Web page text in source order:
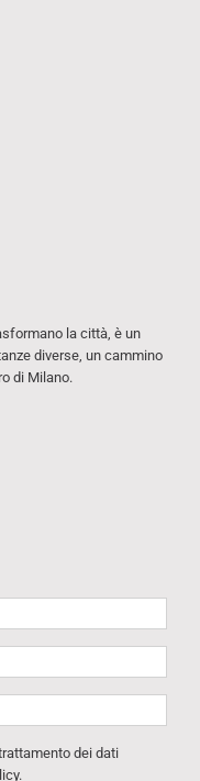
la città, è un
diverse, un cammino
di Milano.
dei dati
.